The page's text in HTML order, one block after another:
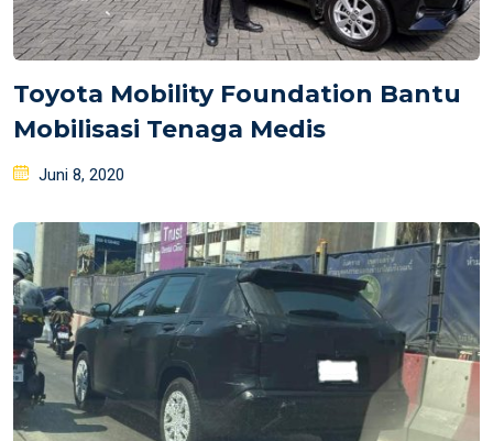
Toyota Mobility Foundation Bantu
Mobilisasi Tenaga Medis
Posted
Juni 8, 2020